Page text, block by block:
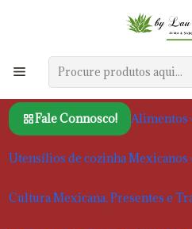
Fale Connosco! Alimentos
Utensílios de cozinha Mexicanos
Cultura Mexicana, Presentes e
Alimentos
Tamales de Tinga (frango) |